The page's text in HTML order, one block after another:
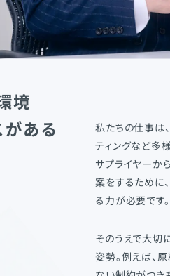
境
ある
私たちの仕事は
ティングなど多
サプライヤーか
案をするために
る力が必要です。
そのうえで大切
姿勢。例えば、